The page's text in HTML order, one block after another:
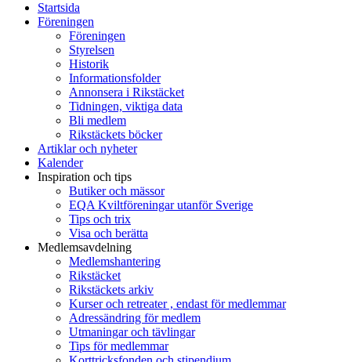
Startsida
Föreningen
Föreningen
Styrelsen
Historik
Informationsfolder
Annonsera i Rikstäcket
Tidningen, viktiga data
Bli medlem
Rikstäckets böcker
Artiklar och nyheter
Kalender
Inspiration och tips
Butiker och mässor
EQA Kviltföreningar utanför Sverige
Tips och trix
Visa och berätta
Medlemsavdelning
Medlemshantering
Rikstäcket
Rikstäckets arkiv
Kurser och retreater , endast för medlemmar
Adressändring för medlem
Utmaningar och tävlingar
Tips för medlemmar